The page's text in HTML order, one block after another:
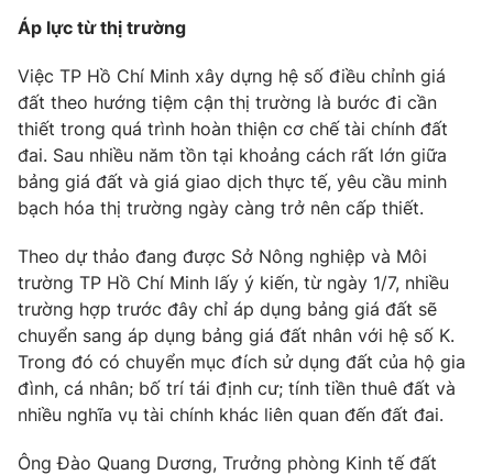
Sản phẩm
Thị trường
Tư vấn
Lịch phát sóng
Chuyên mục khác
Emagazine Podcast
Photo Infographic
Video Shorts video
VTV Money VTV Thể thao
VTV Sức khoẻ
Áp lực từ thị trường
Việc TP Hồ Chí Minh xây dựng hệ số điều chỉnh giá
đất theo hướng tiệm cận thị trường là bước đi cần
thiết trong quá trình hoàn thiện cơ chế tài chính đất
đai. Sau nhiều năm tồn tại khoảng cách rất lớn giữa
bảng giá đất và giá giao dịch thực tế, yêu cầu minh
bạch hóa thị trường ngày càng trở nên cấp thiết.
Theo dự thảo đang được Sở Nông nghiệp và Môi
trường TP Hồ Chí Minh lấy ý kiến, từ ngày 1/7, nhiều
trường hợp trước đây chỉ áp dụng bảng giá đất sẽ
chuyển sang áp dụng bảng giá đất nhân với hệ số K.
Trong đó có chuyển mục đích sử dụng đất của hộ gia
đình, cá nhân; bố trí tái định cư; tính tiền thuê đất và
nhiều nghĩa vụ tài chính khác liên quan đến đất đai.
Ông Đào Quang Dương, Trưởng phòng Kinh tế đất